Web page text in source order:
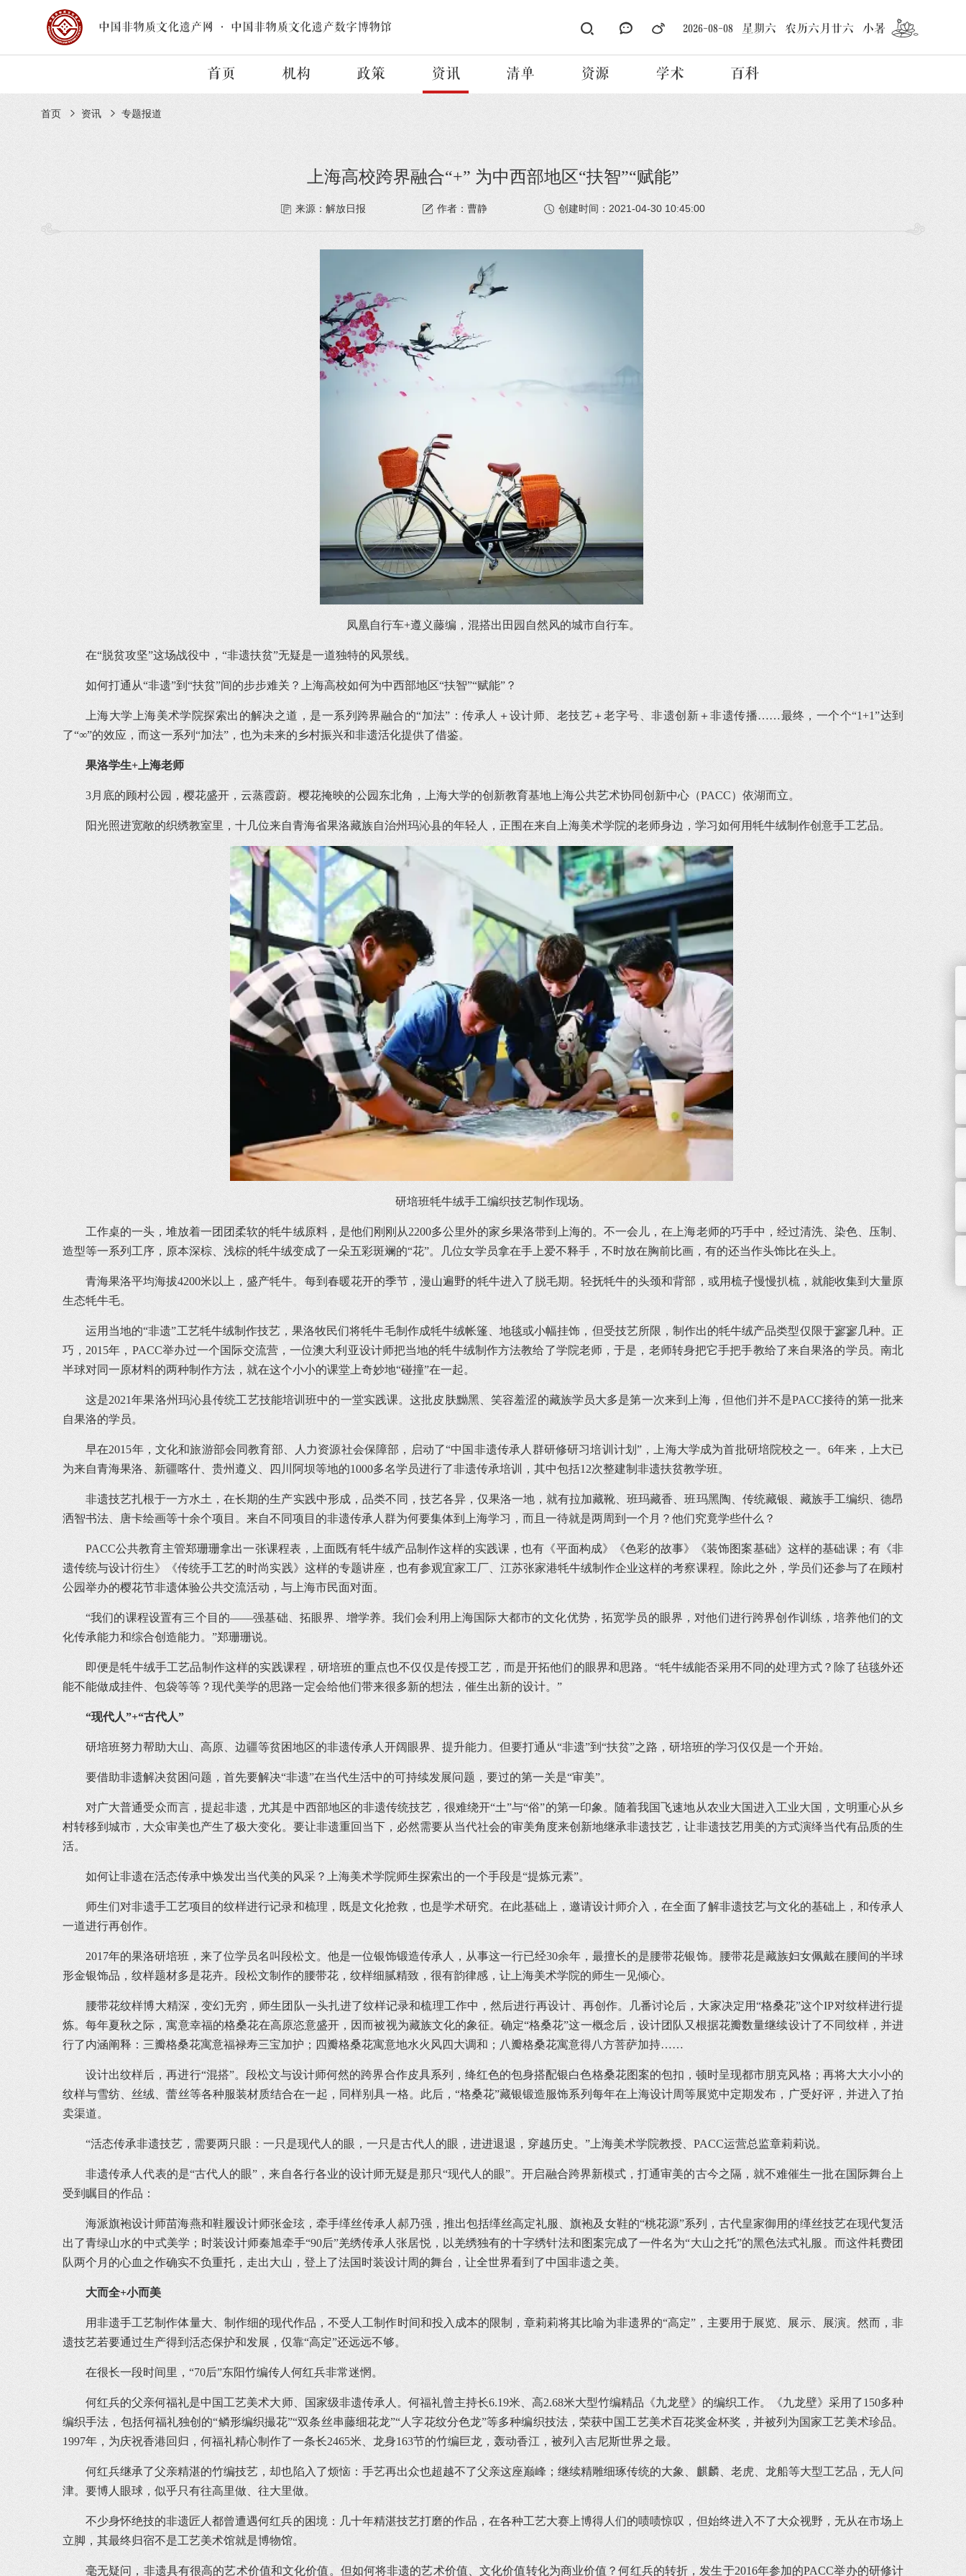
中国非物质文化遗产网 · 中国非物质文化遗产数字博物馆 2026-08-08 星期六 农历六月廿六 小暑
首页 机构 政策 资讯 清单 资源 学术 百科
首页 资讯 专题报道
上海高校跨界融合“+” 为中西部地区“扶智”“赋能”
来源：解放日报 作者：曹静 创建时间： 2021-04-30 10:45:00
凤凰自行车+遵义藤编，混搭出田园自然风的城市自行车。
在“脱贫攻坚”这场战役中，“非遗扶贫”无疑是一道独特的风景线。
如何打通从“非遗”到“扶贫”间的步步难关？上海高校如何为中西部地区“扶智”“赋能”？
上海大学上海美术学院探索出的解决之道，是一系列跨界融合的“加法”：传承人＋设计师、老技艺＋老字号、非遗创新＋非遗传播……最终，一个个“1+1”达到
了“∞”的效应，而这一系列“加法”，也为未来的乡村振兴和非遗活化提供了借鉴。
果洛学生+上海老师
3月底的顾村公园，樱花盛开，云蒸霞蔚。樱花掩映的公园东北角，上海大学的创新教育基地上海公共艺术协同创新中心（PACC）依湖而立。
阳光照进宽敞的织绣教室里，十几位来自青海省果洛藏族自治州玛沁县的年轻人，正围在来自上海美术学院的老师身边，学习如何用牦牛绒制作创意手工艺品。
研培班牦牛绒手工编织技艺制作现场。
工作桌的一头，堆放着一团团柔软的牦牛绒原料，是他们刚刚从2200多公里外的家乡果洛带到上海的。不一会儿，在上海老师的巧手中，经过清洗、染色、压制、
造型等一系列工序，原本深棕、浅棕的牦牛绒变成了一朵五彩斑斓的“花”。几位女学员拿在手上爱不释手，不时放在胸前比画，有的还当作头饰比在头上。
青海果洛平均海拔4200米以上，盛产牦牛。每到春暖花开的季节，漫山遍野的牦牛进入了脱毛期。轻抚牦牛的头颈和背部，或用梳子慢慢扒梳，就能收集到大量原
生态牦牛毛。
运用当地的“非遗”工艺牦牛绒制作技艺，果洛牧民们将牦牛毛制作成牦牛绒帐篷、地毯或小幅挂饰，但受技艺所限，制作出的牦牛绒产品类型仅限于寥寥几种。正
巧，2015年，PACC举办过一个国际交流营，一位澳大利亚设计师把当地的牦牛绒制作方法教给了学院老师，于是，老师转身把它手把手教给了来自果洛的学员。南北
半球对同一原材料的两种制作方法，就在这个小小的课堂上奇妙地“碰撞”在一起。
这是2021年果洛州玛沁县传统工艺技能培训班中的一堂实践课。这批皮肤黝黑、笑容羞涩的藏族学员大多是第一次来到上海，但他们并不是PACC接待的第一批来
自果洛的学员。
早在2015年，文化和旅游部会同教育部、人力资源社会保障部，启动了“中国非遗传承人群研修研习培训计划”，上海大学成为首批研培院校之一。6年来，上大已
为来自青海果洛、新疆喀什、贵州遵义、四川阿坝等地的1000多名学员进行了非遗传承培训，其中包括12次整建制非遗扶贫教学班。
非遗技艺扎根于一方水土，在长期的生产实践中形成，品类不同，技艺各异，仅果洛一地，就有拉加藏靴、班玛藏香、班玛黑陶、传统藏银、藏族手工编织、德昂
洒智书法、唐卡绘画等十余个项目。来自不同项目的非遗传承人群为何要集体到上海学习，而且一待就是两周到一个月？他们究竟学些什么？
PACC公共教育主管郑珊珊拿出一张课程表，上面既有牦牛绒产品制作这样的实践课，也有《平面构成》《色彩的故事》《装饰图案基础》这样的基础课；有《非
遗传统与设计衍生》《传统手工艺的时尚实践》这样的专题讲座，也有参观宜家工厂、江苏张家港牦牛绒制作企业这样的考察课程。除此之外，学员们还参与了在顾村
公园举办的樱花节非遗体验公共交流活动，与上海市民面对面。
“我们的课程设置有三个目的——强基础、拓眼界、增学养。我们会利用上海国际大都市的文化优势，拓宽学员的眼界，对他们进行跨界创作训练，培养他们的文
化传承能力和综合创造能力。”郑珊珊说。
即便是牦牛绒手工艺品制作这样的实践课程，研培班的重点也不仅仅是传授工艺，而是开拓他们的眼界和思路。“牦牛绒能否采用不同的处理方式？除了毡毯外还
能不能做成挂件、包袋等等？现代美学的思路一定会给他们带来很多新的想法，催生出新的设计。”
“现代人”+“古代人”
研培班努力帮助大山、高原、边疆等贫困地区的非遗传承人开阔眼界、提升能力。但要打通从“非遗”到“扶贫”之路，研培班的学习仅仅是一个开始。
要借助非遗解决贫困问题，首先要解决“非遗”在当代生活中的可持续发展问题，要过的第一关是“审美”。
对广大普通受众而言，提起非遗，尤其是中西部地区的非遗传统技艺，很难绕开“土”与“俗”的第一印象。随着我国飞速地从农业大国进入工业大国，文明重心从乡
村转移到城市，大众审美也产生了极大变化。要让非遗重回当下，必然需要从当代社会的审美角度来创新地继承非遗技艺，让非遗技艺用美的方式演绎当代有品质的生
活。
如何让非遗在活态传承中焕发出当代美的风采？上海美术学院师生探索出的一个手段是“提炼元素”。
师生们对非遗手工艺项目的纹样进行记录和梳理，既是文化抢救，也是学术研究。在此基础上，邀请设计师介入，在全面了解非遗技艺与文化的基础上，和传承人
一道进行再创作。
2017年的果洛研培班，来了位学员名叫段松文。他是一位银饰锻造传承人，从事这一行已经30余年，最擅长的是腰带花银饰。腰带花是藏族妇女佩戴在腰间的半球
形金银饰品，纹样题材多是花卉。段松文制作的腰带花，纹样细腻精致，很有韵律感，让上海美术学院的师生一见倾心。
腰带花纹样博大精深，变幻无穷，师生团队一头扎进了纹样记录和梳理工作中，然后进行再设计、再创作。几番讨论后，大家决定用“格桑花”这个IP对纹样进行提
炼。每年夏秋之际，寓意幸福的格桑花在高原恣意盛开，因而被视为藏族文化的象征。确定“格桑花”这一概念后，设计团队又根据花瓣数量继续设计了不同纹样，并进
行了内涵阐释：三瓣格桑花寓意福禄寿三宝加护；四瓣格桑花寓意地水火风四大调和；八瓣格桑花寓意得八方菩萨加持……
设计出纹样后，再进行“混搭”。段松文与设计师何然的跨界合作皮具系列，绛红色的包身搭配银白色格桑花图案的包扣，顿时呈现都市朋克风格；再将大大小小的
纹样与雪纺、丝绒、蕾丝等各种服装材质结合在一起，同样别具一格。此后，“格桑花”藏银锻造服饰系列每年在上海设计周等展览中定期发布，广受好评，并进入了拍
卖渠道。
“活态传承非遗技艺，需要两只眼：一只是现代人的眼，一只是古代人的眼，进进退退，穿越历史。”上海美术学院教授、PACC运营总监章莉莉说。
非遗传承人代表的是“古代人的眼”，来自各行各业的设计师无疑是那只“现代人的眼”。开启融合跨界新模式，打通审美的古今之隔，就不难催生一批在国际舞台上
受到瞩目的作品：
海派旗袍设计师苗海燕和鞋履设计师张金玹，牵手缂丝传承人郝乃强，推出包括缂丝高定礼服、旗袍及女鞋的“桃花源”系列，古代皇家御用的缂丝技艺在现代复活
出了青绿山水的中式美学；时装设计师秦旭牵手“90后”羌绣传承人张居悦，以羌绣独有的十字绣针法和图案完成了一件名为“大山之托”的黑色法式礼服。而这件耗费团
队两个月的心血之作确实不负重托，走出大山，登上了法国时装设计周的舞台，让全世界看到了中国非遗之美。
大而全+小而美
用非遗手工艺制作体量大、制作细的现代作品，不受人工制作时间和投入成本的限制，章莉莉将其比喻为非遗界的“高定”，主要用于展览、展示、展演。然而，非
遗技艺若要通过生产得到活态保护和发展，仅靠“高定”还远远不够。
在很长一段时间里，“70后”东阳竹编传人何红兵非常迷惘。
何红兵的父亲何福礼是中国工艺美术大师、国家级非遗传承人。何福礼曾主持长6.19米、高2.68米大型竹编精品《九龙壁》的编织工作。《九龙壁》采用了150多种
编织手法，包括何福礼独创的“鳞形编织撮花”“双条丝串藤细花龙”“人字花纹分色龙”等多种编织技法，荣获中国工艺美术百花奖金杯奖，并被列为国家工艺美术珍品。
1997年，为庆祝香港回归，何福礼精心制作了一条长2465米、龙身163节的竹编巨龙，轰动香江，被列入吉尼斯世界之最。
何红兵继承了父亲精湛的竹编技艺，却也陷入了烦恼：手艺再出众也超越不了父亲这座巅峰；继续精雕细琢传统的大象、麒麟、老虎、龙船等大型工艺品，无人问
津。要博人眼球，似乎只有往高里做、往大里做。
不少身怀绝技的非遗匠人都曾遭遇何红兵的困境：几十年精湛技艺打磨的作品，在各种工艺大赛上博得人们的啧啧惊叹，但始终进入不了大众视野，无从在市场上
立脚，其最终归宿不是工艺美术馆就是博物馆。
毫无疑问，非遗具有很高的艺术价值和文化价值。但如何将非遗的艺术价值、文化价值转化为商业价值？何红兵的转折，发生于2016年参加的PACC举办的研修计